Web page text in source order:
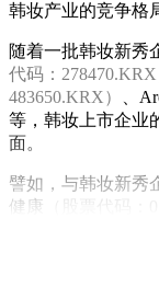
韩妆产业的竞争格
随着一批韩妆新秀
代码：278470.KRX
483650.KRX）
、
等，韩妆上市企业
面。
譬如，与韩妆新秀
健康